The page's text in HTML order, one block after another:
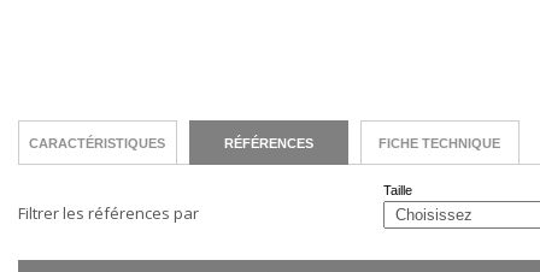
CARACTÉRISTIQUES RÉFÉRENCES FICHE TECHNIQUE
Filtrer les références par
Taille